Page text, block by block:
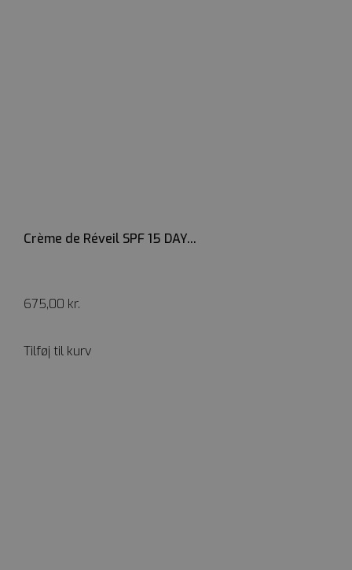
Crème de Réveil SPF 15 DAY...
675,00 kr.
Tilføj til kurv